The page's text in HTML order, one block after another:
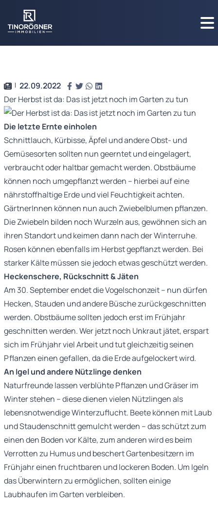
22.09.2022
Der Herbst ist da: Das ist jetzt noch im Garten zu tun
Die letzte Ernte einholen
Schnittlauch, Kürbisse, Äpfel und andere Obst- und
Gemüsesorten sollten nun geerntet und eingelagert,
verbraucht oder haltbar gemacht werden. Obstbäume
können noch umgepflanzt werden – hierbei auf eine
nährstoffhaltige Erde und viel Feuchtigkeit achten.
GärtnerInnen können nun auch Zwiebelblumen pflanzen.
Die Zwiebeln bilden noch Wurzeln aus, gewöhnen sich an
ihren Standort und keimen dann nach der Winterruhe.
Rosen können ebenfalls im Herbst gepflanzt werden. Bei
starker Kälte müssen sie jedoch etwas geschützt werden.
Heckenschere, Rückschnitt & Jäten
Am 30. September endet die Vogelschonzeit – nun dürfen
Hecken, Stauden und andere Büsche zurückgeschnitten
werden. Obstbäume sollten jedoch erst im Frühjahr
geschnitten werden. Wer jetzt noch Unkraut jätet, erspart
sich im Frühjahr viel Arbeit und tut gleichzeitig seinen
Pflanzen einen gefallen, da die Erde aufgelockert wird.
An Igel und andere Nützlinge denken
Naturfreunde lassen verblühte Pflanzen und Gräser im
Winter stehen – diese dienen vielen Nützlingen als
lebensnotwendige Winterzuflucht. Beete können mit Laub
und Staudenschnitt gemulcht werden – das schützt zum
einen den Boden vor Kälte, zum anderen wird es beim
Verrotten zu Humus und beschert Gartenbesitzern im
Frühjahr einen fruchtbaren und lockeren Boden. Um Igeln
das Überwintern zu ermöglichen, sollten einige
Laubhaufen im Garten verbleiben.